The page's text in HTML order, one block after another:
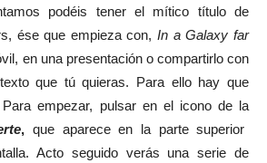
podéis tener el mítico título de
ése que empieza con,In a Galaxy far
en una presentación o compartirlo con
que tú quieras. Para ello hay que
empezar, pulsar en el icono de la
, que aparece en la parte superior
Acto seguido verás una serie de